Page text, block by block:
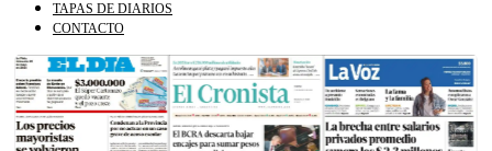
TAPAS DE DIARIOS
CONTACTO